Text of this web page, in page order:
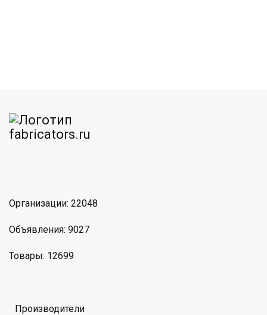
Организации: 22048
Объявления: 9027
Товары: 12699
Производители